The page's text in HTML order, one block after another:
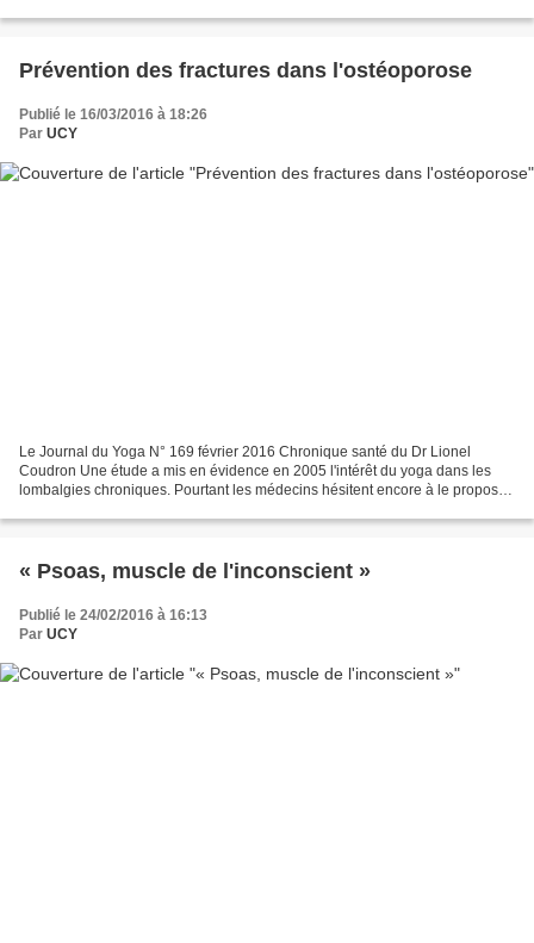
Prévention des fractures dans l'ostéoporose
Publié le 16/03/2016 à 18:26
Par UCY
Le Journal du Yoga N° 169 février 2016 Chronique santé du Dr Lionel
Coudron Une étude a mis en évidence en 2005 l'intérêt du yoga dans les
lombalgies chroniques. Pourtant les médecins hésitent encore à le proposer
« Psoas, muscle de l'inconscient »
Publié le 24/02/2016 à 16:13
Par UCY